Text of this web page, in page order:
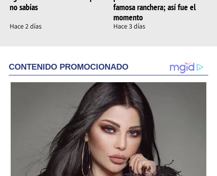
no sabías
Hace 2 días
famosa ranchera; así fue el
momento
Hace 3 días